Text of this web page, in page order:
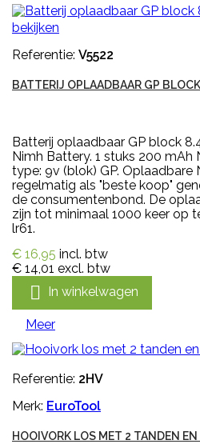
bekijken
Referentie: V5522
BATTERIJ OPLAADBAAR GP
Batterij oplaadbaar GP block
Nimh Battery. 1 stuks 200
type: 9v (blok) GP. Oplaadbare
regelmatig als "beste koop"
de consumentenbond. De
zijn tot minimaal 1000 keer op
lr61.
€ 16,95 incl. btw
€ 14,01 excl. btw
 In winkelwagen
Meer
Referentie: 2HV
Merk: EuroTool
HOOIVORK LOS MET 2 TANDEN